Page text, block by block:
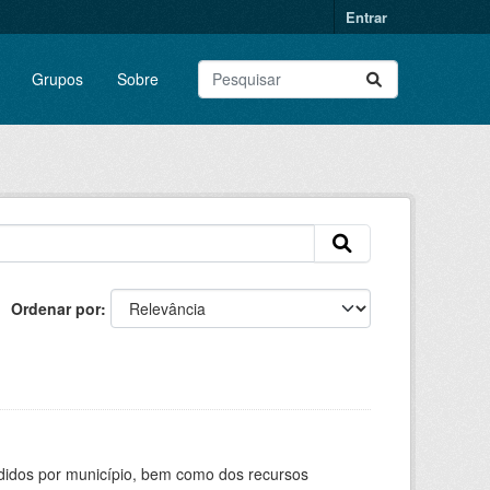
Entrar
Grupos Sobre
Ordenar por
por município, bem como dos recursos